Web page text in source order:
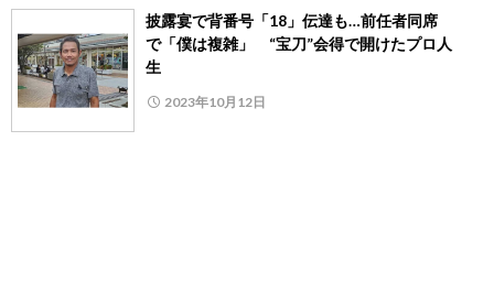
披露宴で背番号「18」伝達も…前任者同席
で「僕は複雑」 “宝刀”会得で開けたプロ人
生
2023年10月12日